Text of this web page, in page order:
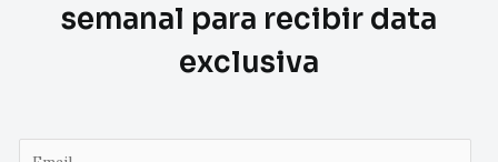
semanal para recibir data
exclusiva